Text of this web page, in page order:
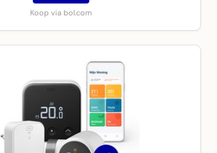
Koop via bol.com